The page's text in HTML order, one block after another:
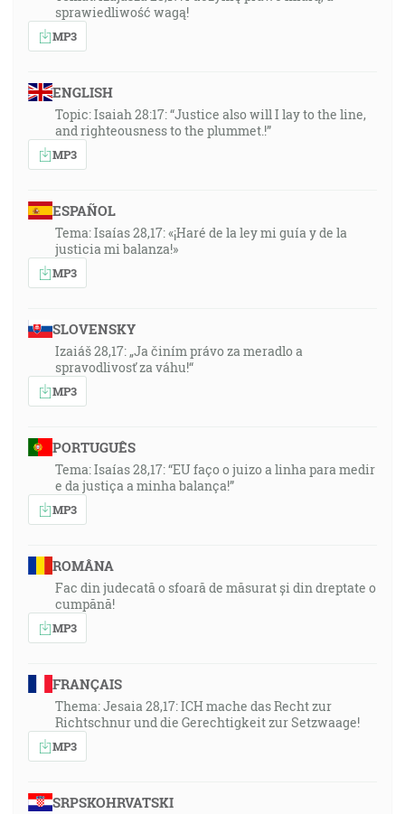
sprawiedliwość wagą!
MP3
ENGLISH
Topic: Isaiah 28:17: “Justice also will I lay to the line,
and righteousness to the plummet.!”
MP3
ESPAÑOL
Tema: Isaías 28,17: «¡Haré de la ley mi guía y de la
justicia mi balanza!»
MP3
SLOVENSKY
Izaiáš 28,17: „Ja činím právo za meradlo a
spravodlivosť za váhu!“
MP3
PORTUGUÊS
Tema: Isaías 28,17: “EU faço o juizo a linha para medir
e da justiça a minha balança!”
MP3
ROMÂNA
Fac din judecată o sfoară de măsurat și din dreptate o
cumpănă!
MP3
FRANÇAIS
Thema: Jesaia 28,17: ICH mache das Recht zur
Richtschnur und die Gerechtigkeit zur Setzwaage!
MP3
SRPSKOHRVATSKI